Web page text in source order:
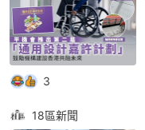
3
18區新聞